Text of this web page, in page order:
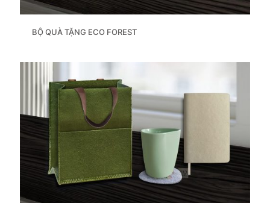
BỘ QUÀ TẶNG ECO FOREST